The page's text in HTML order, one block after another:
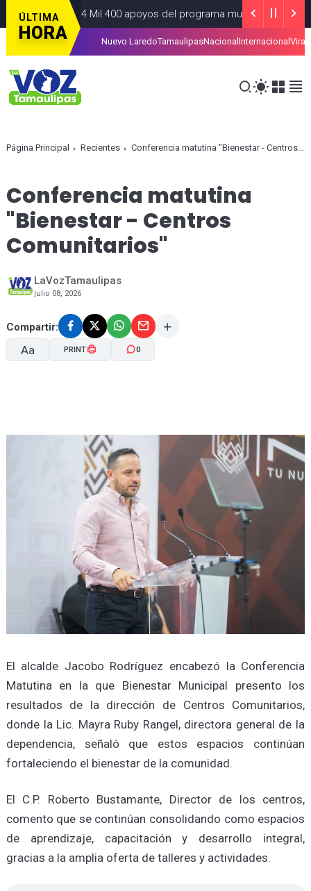
ÚLTIMA
HORA
más de 4 Mil 400 apoyos del programa municipal “Mamá
la tarjeta de la Regio Ruta ALCALDIASAGOSTO 07, 2026
Nuevo LaredoTamaulipasNacional Internacional Viral
Página Principal Recientes Conferencia matutina "Bienestar - Centros Comunitarios"
Conferencia matutina
"Bienestar - Centros
Comunitarios"
LaVozTamaulipas
julio 08, 2026
Compartir:
Aa PRINT 0
El alcalde Jacobo Rodríguez encabezó la Conferencia
Matutina en la que Bienestar Municipal presento los
resultados de la dirección de Centros Comunitarios,
donde la Lic. Mayra Ruby Rangel, directora general de la
dependencia, señaló que estos espacios continúan
fortaleciendo el bienestar de la comunidad.
El C.P. Roberto Bustamante, Director de los centros,
comento que se continúan consolidando como espacios
de aprendizaje, capacitación y desarrollo integral,
gracias a la amplia oferta de talleres y actividades.